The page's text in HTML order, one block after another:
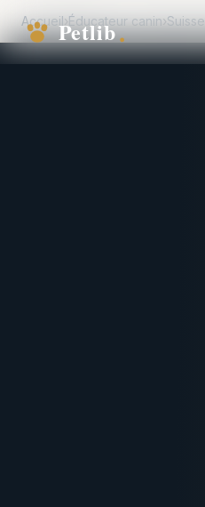
Accueil›Éducateur canin›Suisse